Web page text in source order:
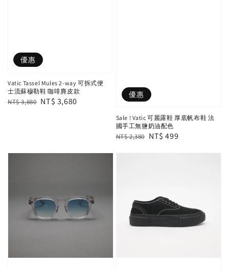
優惠
Vatic Tassel Mules 2-way 可拆式便
士流蘇穆勒鞋 咖啡麂皮款
Regular
NT$ 3,880 Sale
NT$ 3,680
優惠
Sale ! Vatic 可麗露鞋 厚底帆布鞋 法
國手工無鹽奶油配色
Regular
NT$ 2,380 Sale
NT$ 499